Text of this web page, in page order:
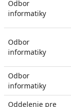
Odbor
informatiky
Odbor
informatiky
Odbor
informatiky
Oddelenie pre